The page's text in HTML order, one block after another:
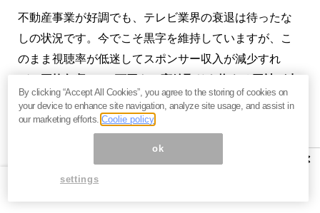
不動産事業が好調でも、テレビ業界の衰退は待ったな
しの状況です。今でこそ黒字を維持していますが、こ
のまま視聴率が低迷してスポンサー収入が減少すれ
字に転落するのは時間の問題 です。
フジテレビがここまで凋落してしまった要因は何でし
いまだに過去の栄光にとりつかれてい
ことだと考えます。
フジテレビの番組を見ていてつまらないと思うのは、
×
By clicking “Accept All Cookies”, you agree to the storing of cookies on
your device to enhance site navigation, analyze site usage, and assist in
our marketing efforts.Coolie policy
ok
settings